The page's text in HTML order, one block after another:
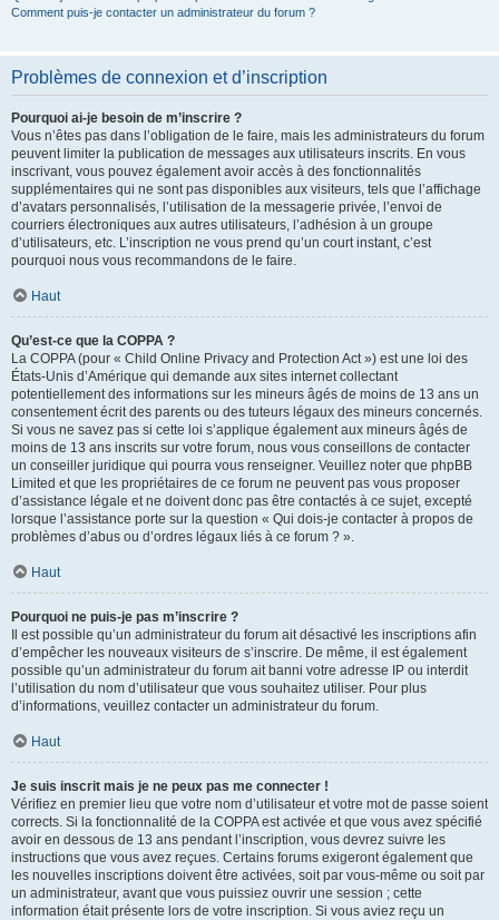
Comment puis-je contacter un administrateur du forum ?
Problèmes de connexion et d’inscription
Pourquoi ai-je besoin de m’inscrire ?
Vous n’êtes pas dans l’obligation de le faire, mais les administrateurs du forum
peuvent limiter la publication de messages aux utilisateurs inscrits. En vous
inscrivant, vous pouvez également avoir accès à des fonctionnalités
supplémentaires qui ne sont pas disponibles aux visiteurs, tels que l’affichage
d’avatars personnalisés, l’utilisation de la messagerie privée, l’envoi de
courriers électroniques aux autres utilisateurs, l’adhésion à un groupe
d’utilisateurs, etc. L’inscription ne vous prend qu’un court instant, c’est
pourquoi nous vous recommandons de le faire.
Haut
Qu’est-ce que la COPPA ?
La COPPA (pour « Child Online Privacy and Protection Act ») est une loi des
États-Unis d’Amérique qui demande aux sites internet collectant
potentiellement des informations sur les mineurs âgés de moins de 13 ans un
consentement écrit des parents ou des tuteurs légaux des mineurs concernés.
Si vous ne savez pas si cette loi s’applique également aux mineurs âgés de
moins de 13 ans inscrits sur votre forum, nous vous conseillons de contacter
un conseiller juridique qui pourra vous renseigner. Veuillez noter que phpBB
Limited et que les propriétaires de ce forum ne peuvent pas vous proposer
d’assistance légale et ne doivent donc pas être contactés à ce sujet, excepté
lorsque l’assistance porte sur la question « Qui dois-je contacter à propos de
problèmes d’abus ou d’ordres légaux liés à ce forum ? ».
Haut
Pourquoi ne puis-je pas m’inscrire ?
Il est possible qu’un administrateur du forum ait désactivé les inscriptions afin
d’empêcher les nouveaux visiteurs de s’inscrire. De même, il est également
possible qu’un administrateur du forum ait banni votre adresse IP ou interdit
l’utilisation du nom d’utilisateur que vous souhaitez utiliser. Pour plus
d’informations, veuillez contacter un administrateur du forum.
Haut
Je suis inscrit mais je ne peux pas me connecter !
Vérifiez en premier lieu que votre nom d’utilisateur et votre mot de passe soient
corrects. Si la fonctionnalité de la COPPA est activée et que vous avez spécifié
avoir en dessous de 13 ans pendant l’inscription, vous devrez suivre les
instructions que vous avez reçues. Certains forums exigeront également que
les nouvelles inscriptions doivent être activées, soit par vous-même ou soit par
un administrateur, avant que vous puissiez ouvrir une session ; cette
information était présente lors de votre inscription. Si vous aviez reçu un